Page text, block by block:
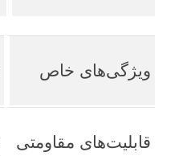
ویژگی‌های خاص
قابلیت‌های مقاومتی